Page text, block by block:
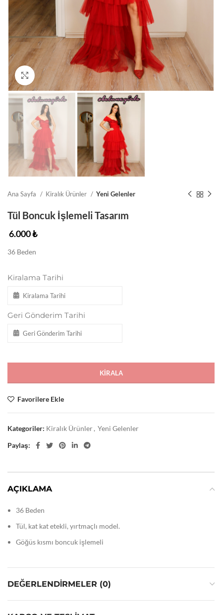
Click to enlarge
Ana Sayfa Kiralık Ürünler Yeni Gelenler
Tül Boncuk İşlemeli Tasarım
6.000₺
36 Beden
Kiralama Tarihi
Geri Gönderim Tarihi
KIRALA
Favorilere Ekle
Kategoriler: Kiralık Ürünler, Yeni Gelenler
Paylaş:
AÇIKLAMA
36 Beden
Tül, kat kat etekli, yırtmaçlı model.
Göğüs kısmı boncuk işlemeli
DEĞERLENDIRMELER (0)